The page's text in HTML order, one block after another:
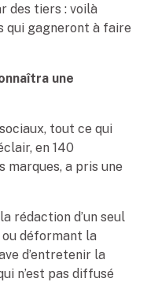
des tiers : voilà
qui gagneront à faire
une
tout ce qui
en 140
marques, a pris une
rédaction d’un seul
déformant la
d’entretenir la
n’est pas diffusé